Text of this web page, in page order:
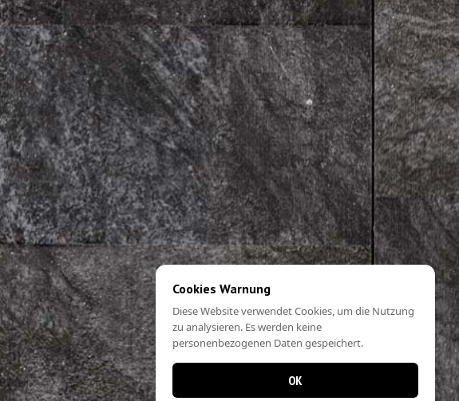
Cookies Warnung
Diese Website verwendet Cookies, um die Nutzung
zu analysieren. Es werden keine
personenbezogenen Daten gespeichert.
OK